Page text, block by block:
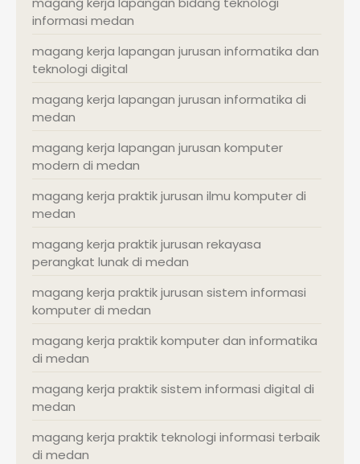
informasi medan
magang kerja lapangan jurusan informatika dan
teknologi digital
magang kerja lapangan jurusan informatika di
medan
magang kerja lapangan jurusan komputer
modern di medan
magang kerja praktik jurusan ilmu komputer di
medan
magang kerja praktik jurusan rekayasa
perangkat lunak di medan
magang kerja praktik jurusan sistem informasi
komputer di medan
magang kerja praktik komputer dan informatika
di medan
magang kerja praktik sistem informasi digital di
medan
magang kerja praktik teknologi informasi terbaik
di medan